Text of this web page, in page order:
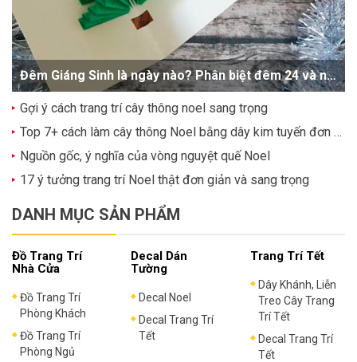
Đêm Giáng Sinh là ngày nào? Phân biệt đêm 24 và ngày 25/12
Gợi ý cách trang trí cây thông noel sang trọng
Top 7+ cách làm cây thông Noel bằng dây kim tuyến đơn giản, dễ thương
Nguồn gốc, ý nghĩa của vòng nguyệt quế Noel
17 ý tưởng trang trí Noel thật đơn giản và sang trọng
DANH MỤC SẢN PHẨM
Đồ Trang Trí
Nhà Cửa
Đồ Trang Trí
Phòng Khách
Đồ Trang Trí
Phòng Ngủ
Decal Dán
Tường
Decal Noel
Decal Trang Trí
Tết
Trang Trí Tết
Dây Khánh, Liễn
Treo Cây Trang
Trí Tết
Decal Trang Trí
Tết